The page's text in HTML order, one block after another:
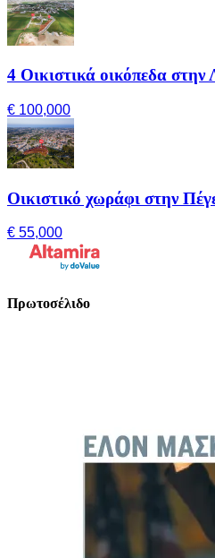
4 Οικιστικά οικόπεδα
€ 100,000
Οικιστικό χωράφι στην
€ 55,000
Πρωτοσέλιδο